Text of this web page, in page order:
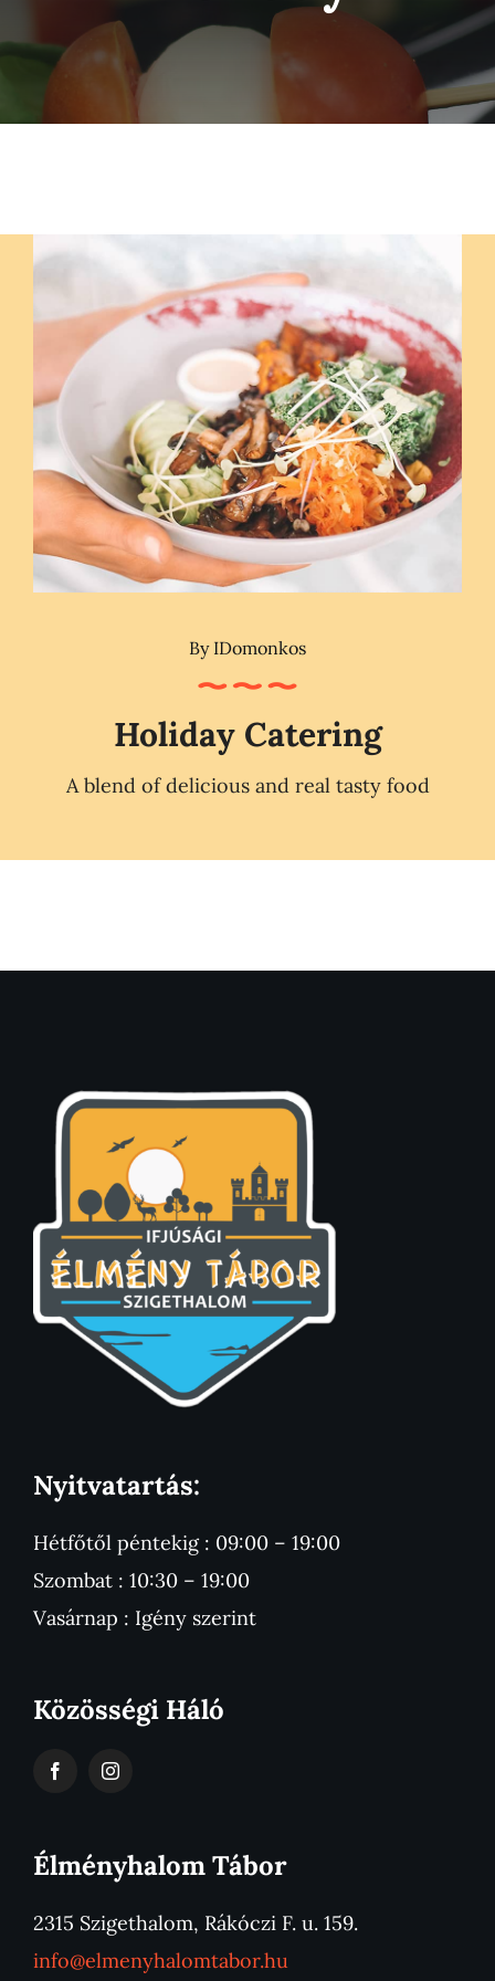
Szolgáltatások
Sportolási lehetőségek
Egyéb
Rólunk
By IDomonkos
Holiday Catering
A blend of delicious and real tasty food
Nyitvatartás:
Hétfőtől péntekig : 09:00 – 19:00
Szombat : 10:30 – 19:00
Vasárnap : Igény szerint
Közösségi Háló
Élményhalom Tábor
2315 Szigethalom, Rákóczi F. u. 159.
info@elmenyhalomtabor.hu